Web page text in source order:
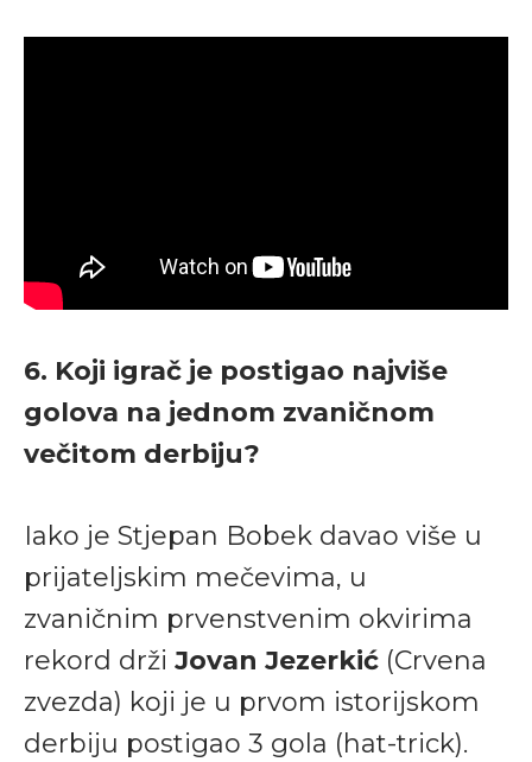
6. Koji igrač je postigao najviše
golova na jednom zvaničnom
večitom derbiju?
Iako je Stjepan Bobek davao više u
prijateljskim mečevima, u
zvaničnim prvenstvenim okvirima
rekord drži Jovan Jezerkić (Crvena
zvezda) koji je u prvom istorijskom
derbiju postigao 3 gola (hat-trick).